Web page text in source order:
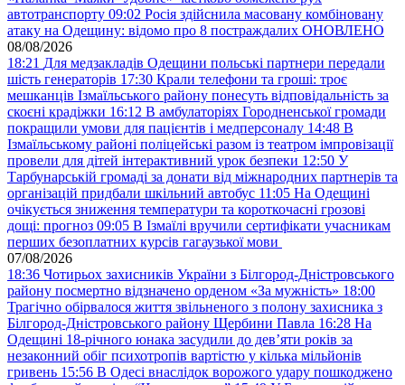
автотранспорту 09:02 Росія здійснила масовану комбіновану
атаку на Одещину: відомо про 8 постраждалих ОНОВЛЕНО
08/08/2026
18:21 Для медзакладів Одещини польські партнери передали
шість генераторів 17:30 Крали телефони та гроші: троє
мешканців Ізмаїльського району понесуть відповідальність за
скоєні крадіжки 16:12 В амбулаторіях Городненської громади
покращили умови для пацієнтів і медперсоналу 14:48 В
Ізмаїльському районі поліцейські разом із театром імпровізації
провели для дітей інтерактивний урок безпеки 12:50 У
Тарбунарській громаді за донати від міжнародних партнерів та
організацій придбали шкільний автобус 11:05 На Одещині
очікується зниження температури та короткочасні грозові
дощі: прогноз 09:05 В Ізмаїлі вручили сертифікати учасникам
перших безоплатних курсів гагаузької мови
07/08/2026
18:36 Чотирьох захисників України з Білгород-Дністровського
району посмертно відзначено орденом «За мужність» 18:00
Трагічно обірвалося життя звільненого з полону захисника з
Білгород-Дністровського району Щербини Павла 16:28 На
Одещині 18-річного юнака засудили до дев’яти років за
незаконний обіг психотропів вартістю у кілька мільйонів
гривень 15:56 В Одесі внаслідок ворожого удару пошкоджено